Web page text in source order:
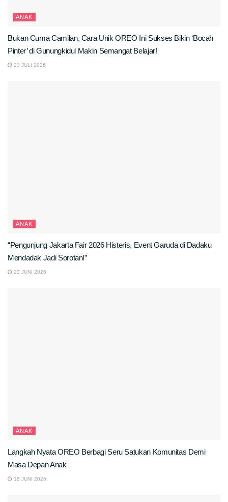
ANAK
Bukan Cuma Camilan, Cara Unik OREO Ini Sukses Bikin ‘Bocah
Pinter’ di Gunungkidul Makin Semangat Belajar!
23 JULI 2026
ANAK
“Pengunjung Jakarta Fair 2026 Histeris, Event Garuda di Dadaku
Mendadak Jadi Sorotan!”
22 JUNI 2026
ANAK
Langkah Nyata OREO Berbagi Seru Satukan Komunitas Demi
Masa Depan Anak
18 JUNI 2026